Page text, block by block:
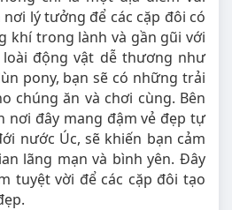
lý tưởng để các cặp đôi có
khí trong lành và gần gũi với
loài động vật dễ thương như
pony, bạn sẽ có những trải
chúng ăn và chơi cùng. Bên
nơi đây mang đậm vẻ đẹp tự
nước Úc, sẽ khiến bạn cảm
lãng mạn và bình yên. Đây
tuyệt vời để các cặp đôi tạo